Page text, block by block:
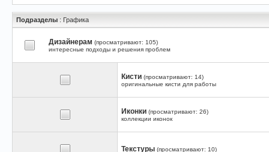
Подразделы : Графика
Дизайнерам (просматривают: 105)
интересные подходы и решения проблем
Кисти (просматривают: 14)
оригинальные кисти для работы
Иконки (просматривают: 26)
коллекции иконок
Текстуры (просматривают: 10)